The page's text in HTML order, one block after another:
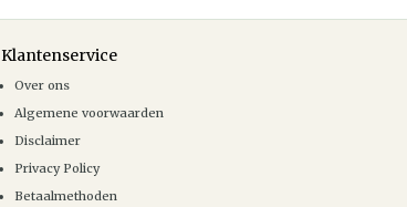
Klantenservice
Over ons
Algemene voorwaarden
Disclaimer
Privacy Policy
Betaalmethoden